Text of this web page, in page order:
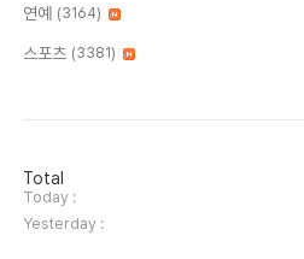
연예 (3164)
스포츠 (3381)
방
문
자
수
Total
Today :
Yesterday :